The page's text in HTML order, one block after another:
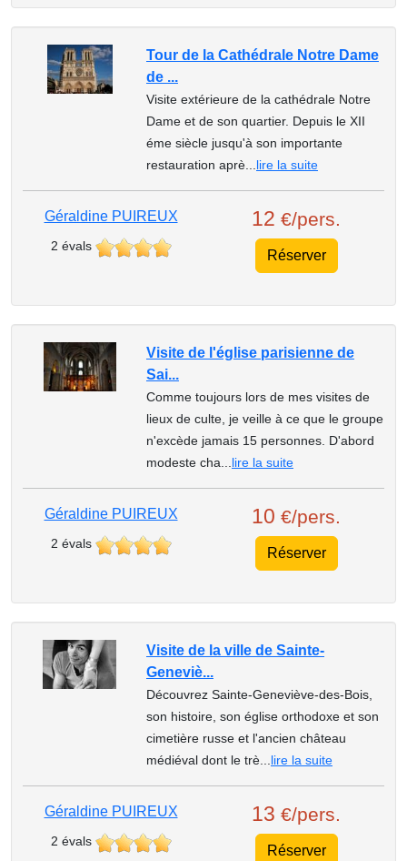
Tour de la Cathédrale Notre Dame
de ...
Visite extérieure de la cathédrale Notre
Dame et de son quartier. Depuis le XII
éme siècle jusqu'à son importante
restauration aprè...lire la suite
Géraldine PUIREUX
2 évals
12 €/pers.
Réserver
Visite de l'église parisienne de
Sai...
Comme toujours lors de mes visites de
lieux de culte, je veille à ce que le groupe
n'excède jamais 15 personnes. D'abord
modeste cha...lire la suite
Géraldine PUIREUX
2 évals
10 €/pers.
Réserver
Visite de la ville de Sainte-
Geneviè...
Découvrez Sainte-Geneviève-des-Bois,
son histoire, son église orthodoxe et son
cimetière russe et l'ancien château
médiéval dont le trè...lire la suite
Géraldine PUIREUX
2 évals
13 €/pers.
Réserver